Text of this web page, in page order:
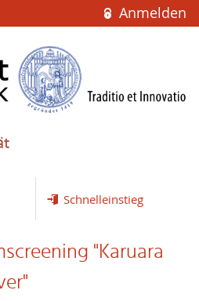
Anmelden
Schnelleinstieg
"Karuara